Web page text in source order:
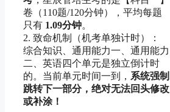
卷（110题/120分钟），平均每题
只有 1.09分钟。
2. 致命机制（机考单独计时）：
综合知识、通用能力一、通用能力
二、英语四个单元是独立倒计时
的。当前单元时间一到， 系统强制
跳转下一部分，绝对无法回头修改
或补涂！